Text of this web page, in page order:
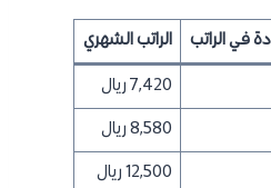
في الراتب
الراتب الشهري
7,420 ريال
8,580 ريال
12,500 ريال